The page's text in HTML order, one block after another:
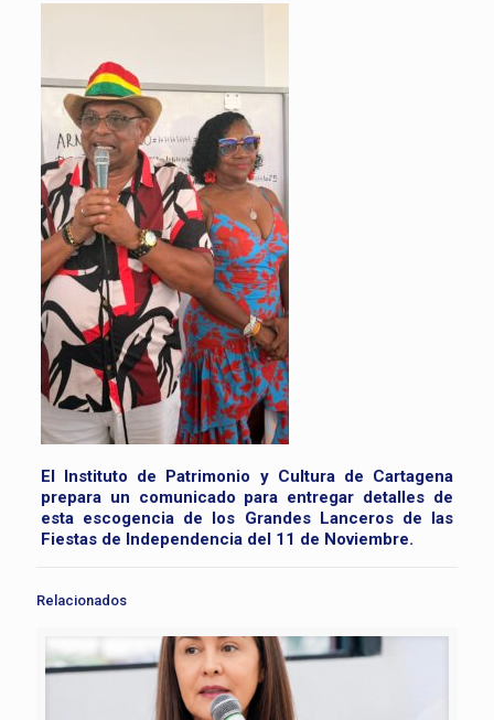
El Instituto de Patrimonio y Cultura de Cartagena
prepara un comunicado para entregar detalles de
esta escogencia de los Grandes Lanceros de las
Fiestas de Independencia del 11 de Noviembre.
Relacionados